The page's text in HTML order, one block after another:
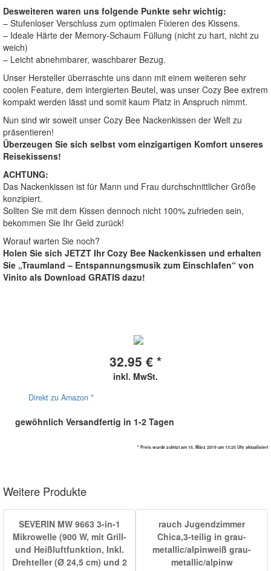
Desweiteren waren uns folgende Punkte sehr wichtig:
– Stufenloser Verschluss zum optimalen Fixieren des Kissens.
– Ideale Härte der Memory-Schaum Füllung (nicht zu hart, nicht zu
weich)
– Leicht abnehmbarer, waschbarer Bezug.
Unser Hersteller überraschte uns dann mit einem weiteren sehr
coolen Feature, dem intergierten Beutel, was unser Cozy Bee extrem
kompakt werden lässt und somit kaum Platz in Anspruch nimmt.
Nun sind wir soweit unser Cozy Bee Nackenkissen der Welt zu
präsentieren!
Überzeugen Sie sich selbst vom einzigartigen Komfort unseres
Reisekissens!
ACHTUNG:
Das Nackenkissen ist für Mann und Frau durchschnittlicher Größe
konzipiert.
Sollten Sie mit dem Kissen dennoch nicht 100% zufrieden sein,
bekommen Sie Ihr Geld zurück!
Worauf warten Sie noch?
Holen Sie sich JETZT Ihr Cozy Bee Nackenkissen und erhalten
Sie „Traumland – Entspannungsmusik zum Einschlafen“ von
Vinito als Download GRATIS dazu!
32.95 € *
inkl. MwSt.
Direkt zu Amazon *
gewöhnlich Versandfertig in 1-2 Tagen
* Preis wurde zuletzt am 15. März 2019 um 13:25 Uhr aktualisiert
Weitere Produkte
SEVERIN MW 9663 3-in-1
Mikrowelle (900 W, mit Grill-
und Heißluftfunktion, Inkl.
Drehteller (Ø 24,5 cm) und 2
rauch Jugendzimmer
Chica,3-teilig in grau-
metallic/alpinweiß grau-
metallic/alpinw